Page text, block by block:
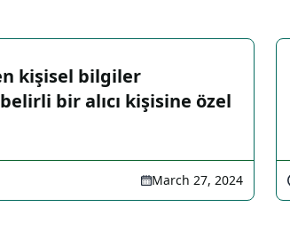
kişisel bilgiler
bir alıcı kişisine özel
March 27, 2024